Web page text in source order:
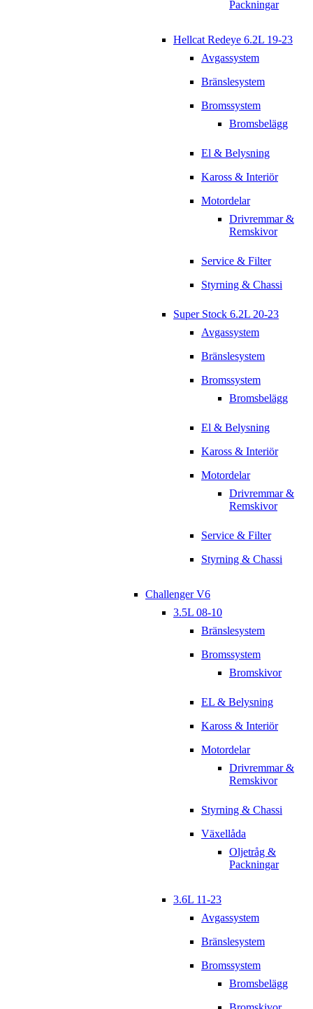
Packningar
Hellcat Redeye 6.2L 19-23
Avgassystem
Bränslesystem
Bromssystem
Bromsbelägg
El & Belysning
Kaross & Interiör
Motordelar
Drivremmar &
Remskivor
Service & Filter
Styrning & Chassi
Super Stock 6.2L 20-23
Avgassystem
Bränslesystem
Bromssystem
Bromsbelägg
El & Belysning
Kaross & Interiör
Motordelar
Drivremmar &
Remskivor
Service & Filter
Styrning & Chassi
Challenger V6
3.5L 08-10
Bränslesystem
Bromssystem
Bromskivor
EL & Belysning
Kaross & Interiör
Motordelar
Drivremmar &
Remskivor
Styrning & Chassi
Växellåda
Oljetråg &
Packningar
3.6L 11-23
Avgassystem
Bränslesystem
Bromssystem
Bromsbelägg